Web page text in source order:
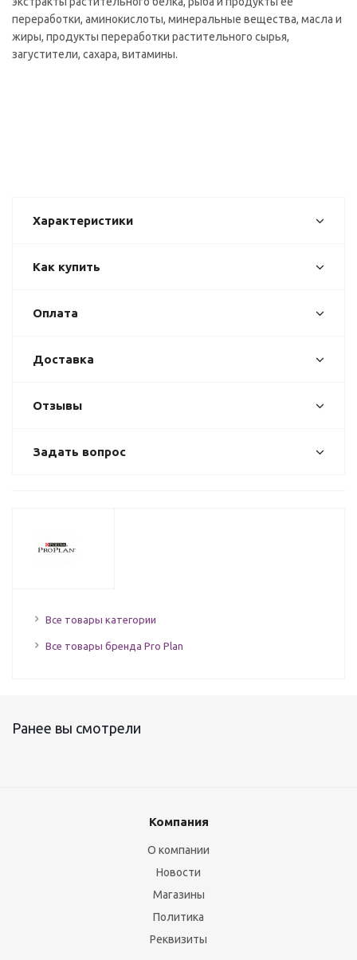
переработки, аминокислоты, минеральные вещества, масла и
жиры, продукты переработки растительного сырья,
загустители, сахара, витамины.
Характеристики
Как купить
Оплата
Доставка
Отзывы
Задать вопрос
Все товары категории
Все товары бренда Pro Plan
Ранее вы смотрели
Компания
О компании
Новости
Магазины
Политика
Реквизиты